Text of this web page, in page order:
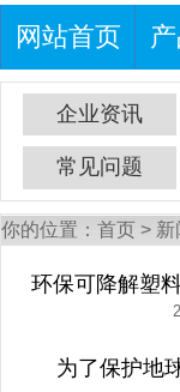
网站首页
企业资讯
常见问题
你的位置： 首页 > 新
环保可降解塑
为了保护地